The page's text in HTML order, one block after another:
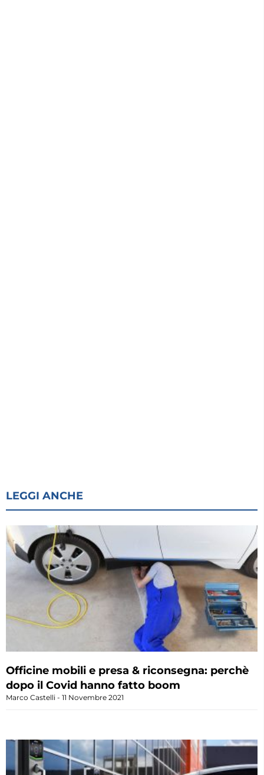
LEGGI ANCHE
Officine mobili e presa & riconsegna: perchè
dopo il Covid hanno fatto boom
Marco Castelli 11 Novembre 2021